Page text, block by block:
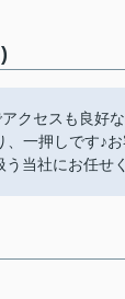
クセスも良好
一押しです♪
う当社にお任せ